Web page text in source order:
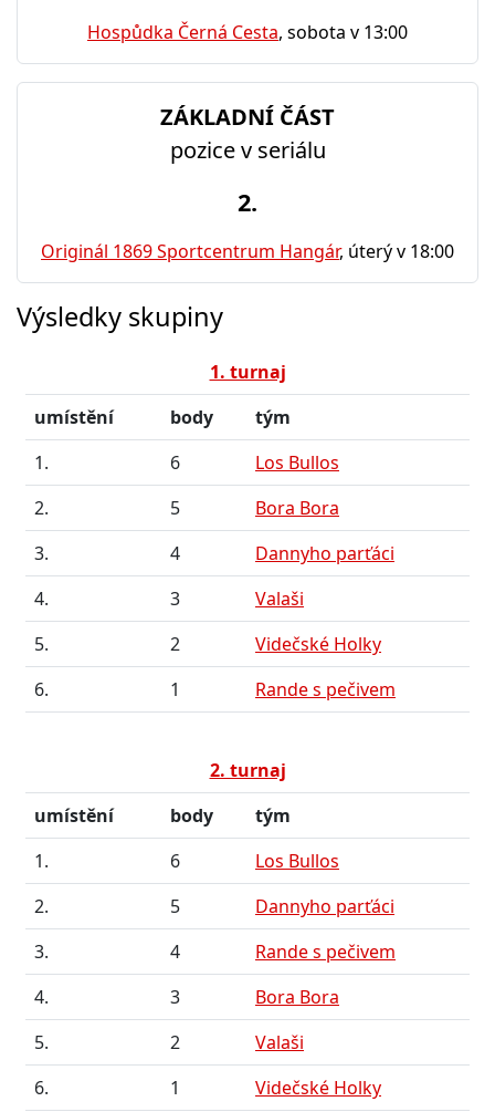
Hospůdka Černá Cesta, sobota v 13:00
ZÁKLADNÍ ČÁST
pozice v seriálu
2.
Originál 1869 Sportcentrum Hangár, úterý v 18:00
Výsledky skupiny
1. turnaj
umístění
body
tým
1.
6
Los Bullos
2.
5
Bora Bora
3.
4
Dannyho parťáci
4.
3
Valaši
5.
2
Videčské Holky
6.
1 Rande s pečivem
2. turnaj
umístění
body
tým
1.
6
Los Bullos
2.
5
Dannyho parťáci
3.
4
Rande s pečivem
4.
3
Bora Bora
5.
2
Valaši
6.
1 Videčské Holky